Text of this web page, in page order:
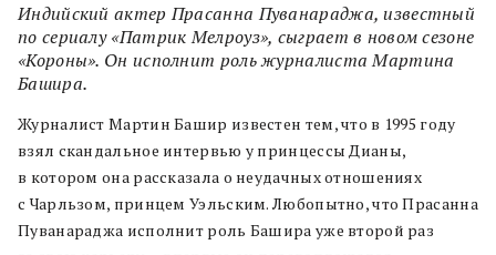
Индийский актер Прасанна Пуванараджа, известный
по сериалу «Патрик Мелроуз», сыграет в новом сезоне
«Короны». Он исполнит роль журналиста Мартина
Башира.
Журналист Мартин Башир известен тем, что в 1995 году
взял скандальное интервью у принцессы Дианы,
в котором она рассказала о неудачных отношениях
с Чарльзом, принцем Уэльским. Любопытно, что Прасанна
Пуванараджа исполнит роль Башира уже второй раз